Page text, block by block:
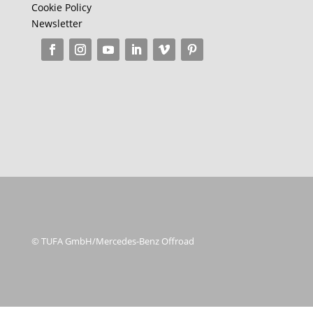
Cookie Policy
Newsletter
© TUFA GmbH/Mercedes-Benz Offroad